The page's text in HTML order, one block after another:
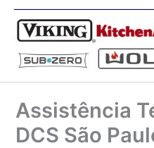
Assistência
DCS São